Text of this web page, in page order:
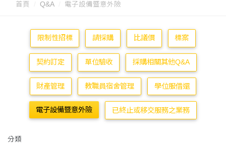
首頁 Q&A 電子設備暨意外險
限制性招標 請採購 比議價 標案
契約訂定 單位驗收 採購相關其他Q&A
財產管理 教職員宿舍管理 學位服借還
電子設備暨意外險 已終止或移交服務之業務
分類